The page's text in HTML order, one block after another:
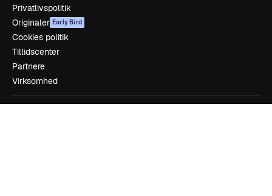
Privatlivspolitik
Originaler Early Bird
Cookies politik
Tillidscenter
Partnere
Virksomhed